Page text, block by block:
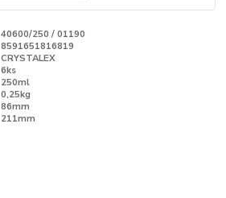
40600/250 / 01190
8591651816819
CRYSTALEX
6ks
250ml
0,25kg
86mm
211mm